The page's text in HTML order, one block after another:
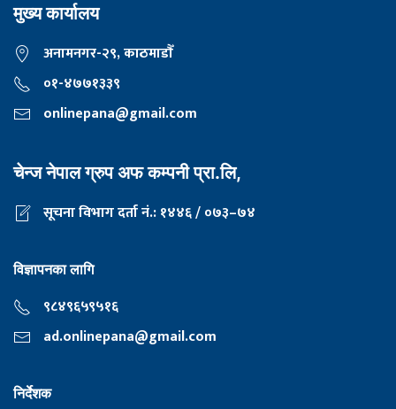
मुख्य कार्यालय
अनामनगर-२९, काठमाडाैँ
०१-४७७१३३९
onlinepana@gmail.com
चेन्ज नेपाल ग्रुप अफ कम्पनी प्रा.लि,
सूचना विभाग दर्ता नं.: १४४६ / ०७३–७४
विज्ञापनका लागि
९८४९६५९५१६
ad.onlinepana@gmail.com
निर्देशक